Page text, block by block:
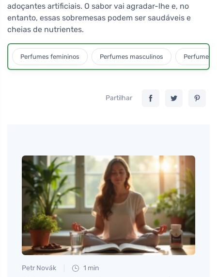
adoçantes artificiais. O sabor vai agradar-lhe e, no
entanto, essas sobremesas podem ser saudáveis e
cheias de nutrientes.
Perfumes femininos Perfumes masculinos Perfumes
Partilhar
Petr Novák 1 min